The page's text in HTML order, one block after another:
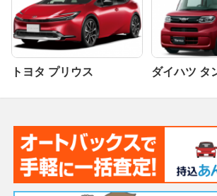
トヨタ プリウス ダイハツ タ